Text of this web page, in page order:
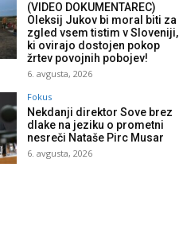
(VIDEO DOKUMENTAREC)
Oleksij Jukov bi moral biti za
zgled vsem tistim v Sloveniji,
ki ovirajo dostojen pokop
žrtev povojnih pobojev!
6. avgusta, 2026
Fokus
Nekdanji direktor Sove brez
dlake na jeziku o prometni
nesreči Nataše Pirc Musar
6. avgusta, 2026